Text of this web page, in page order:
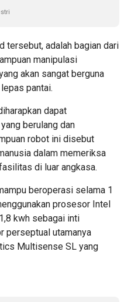
tersebut, adalah bagian dari
manipulasi
akan sangat berguna
pantai.
dapat
berulang dan
robot ini disebut
dalam memeriksa
di luar angkasa.
beroperasi selama 1
prosesor Intel
kwh sebagai inti
perseptual utamanya
Multisense SL yang